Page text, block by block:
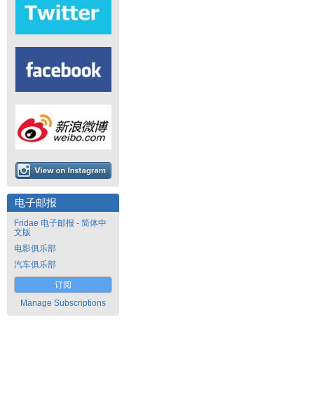
电子邮报
Fridae 电子邮报 - 简体中
文版
电影俱乐部
汽车俱乐部
订阅
Manage Subscriptions